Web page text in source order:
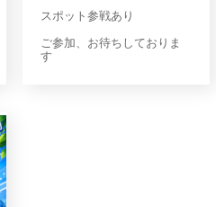
スポット参戦あり
ご参加、お待ちしておりま
す